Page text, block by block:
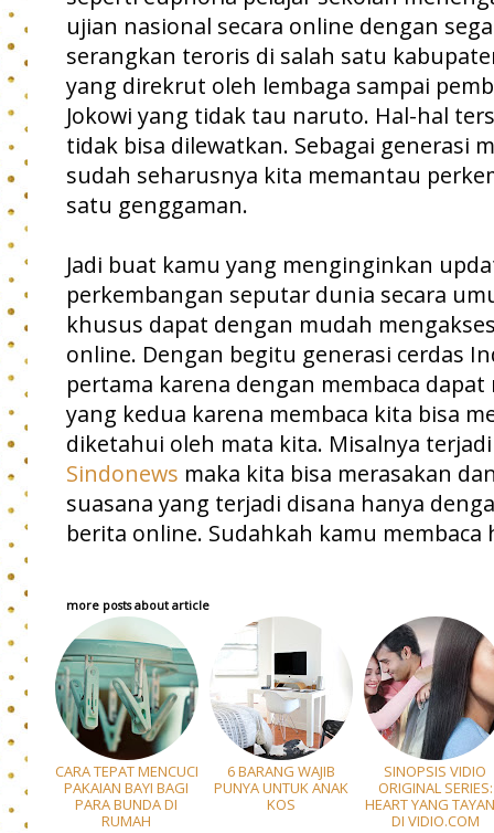
ujian nasional secara online dengan
serangkan teroris di salah satu
yang direkrut oleh lembaga sampai
Jokowi yang tidak tau naruto. Hal-hal
tidak bisa dilewatkan. Sebagai generasi
sudah seharusnya kita memantau
satu genggaman.
Jadi buat kamu yang menginginkan
perkembangan seputar dunia secara
khusus dapat dengan mudah
online. Dengan begitu generasi cerdas
pertama karena dengan membaca
yang kedua karena membaca kita bisa
diketahui oleh mata kita. Misalnya
Sindonews maka kita bisa merasakan
suasana yang terjadi disana hanya
berita online. Sudahkah kamu membaca
more posts about article
CARA TEPAT MENCUCI
PAKAIAN BAYI BAGI
PARA BUNDA DI
RUMAH
6 BARANG WAJIB
PUNYA UNTUK ANAK
KOS
SINOPSIS VIDIO
ORIGINAL SERIES:
HEART YANG
DI VIDIO.COM